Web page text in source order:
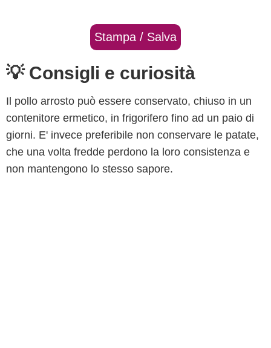
Stampa / Salva
💡 Consigli e curiosità
Il pollo arrosto può essere conservato, chiuso in un
contenitore ermetico, in frigorifero fino ad un paio di
giorni. E' invece preferibile non conservare le patate,
che una volta fredde perdono la loro consistenza e
non mantengono lo stesso sapore.